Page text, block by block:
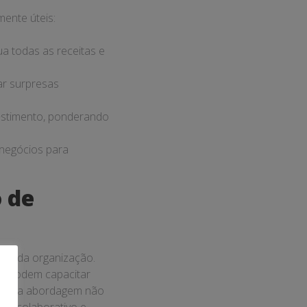
a identificar
fique
o
de forma
Neste contexto, é
controlar